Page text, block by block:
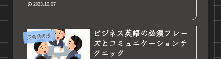
2023.10.07
英会話表現
ビジネス英語の必須フレー
ズとコミュニケーションテ
クニック